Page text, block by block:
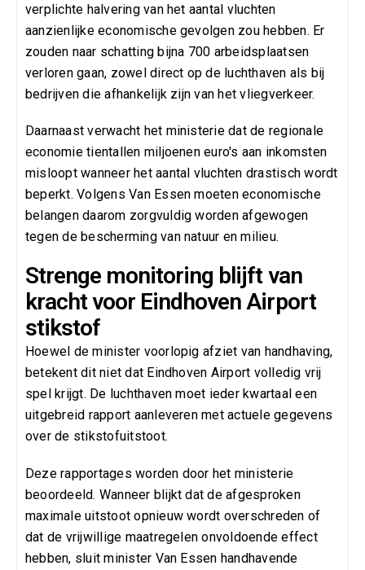
verplichte halvering van het aantal vluchten
aanzienlijke economische gevolgen zou hebben. Er
zouden naar schatting bijna 700 arbeidsplaatsen
verloren gaan, zowel direct op de luchthaven als bij
bedrijven die afhankelijk zijn van het vliegverkeer.
Daarnaast verwacht het ministerie dat de regionale
economie tientallen miljoenen euro's aan inkomsten
misloopt wanneer het aantal vluchten drastisch wordt
beperkt. Volgens Van Essen moeten economische
belangen daarom zorgvuldig worden afgewogen
tegen de bescherming van natuur en milieu.
Strenge monitoring blijft van
kracht voor Eindhoven Airport
stikstof
Hoewel de minister voorlopig afziet van handhaving,
betekent dit niet dat Eindhoven Airport volledig vrij
spel krijgt. De luchthaven moet ieder kwartaal een
uitgebreid rapport aanleveren met actuele gegevens
over de stikstofuitstoot.
Deze rapportages worden door het ministerie
beoordeeld. Wanneer blijkt dat de afgesproken
maximale uitstoot opnieuw wordt overschreden of
dat de vrijwillige maatregelen onvoldoende effect
hebben, sluit minister Van Essen handhavende